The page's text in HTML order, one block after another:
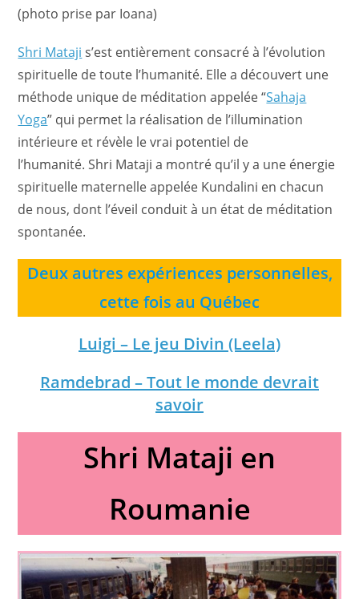
(photo prise par Ioana)
Shri Mataji s’est entièrement consacré à l’évolution
spirituelle de toute l’humanité. Elle a découvert une
méthode unique de méditation appelée “Sahaja
Yoga” qui permet la réalisation de l’illumination
intérieure et révèle le vrai potentiel de
l’humanité. Shri Mataji a montré qu’il y a une énergie
spirituelle maternelle appelée Kundalini en chacun
de nous, dont l’éveil conduit à un état de méditation
spontanée.
Deux autres expériences personnelles,
cette fois au Québec
Luigi – Le jeu Divin (Leela)
Ramdebrad – Tout le monde devrait
savoir
Shri Mataji en
Roumanie